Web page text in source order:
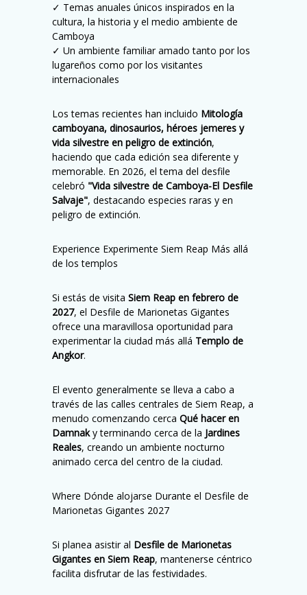
✓ Temas anuales únicos inspirados en la
cultura, la historia y el medio ambiente de
Camboya
✓ Un ambiente familiar amado tanto por los
lugareños como por los visitantes
internacionales
Los temas recientes han incluido Mitología
camboyana, dinosaurios, héroes jemeres y
vida silvestre en peligro de extinción,
haciendo que cada edición sea diferente y
memorable. En 2026, el tema del desfile
celebró "Vida silvestre de Camboya-El Desfile
Salvaje", destacando especies raras y en
peligro de extinción.
Experience Experimente Siem Reap Más allá
de los templos
Si estás de visita Siem Reap en febrero de
2027, el Desfile de Marionetas Gigantes
ofrece una maravillosa oportunidad para
experimentar la ciudad más allá Templo de
Angkor.
El evento generalmente se lleva a cabo a
través de las calles centrales de Siem Reap, a
menudo comenzando cerca Qué hacer en
Damnaky terminando cerca de la Jardines
Reales, creando un ambiente nocturno
animado cerca del centro de la ciudad.
Where Dónde alojarse Durante el Desfile de
Marionetas Gigantes 2027
Si planea asistir al Desfile de Marionetas
Gigantes en Siem Reap, mantenerse céntrico
facilita disfrutar de las festividades.